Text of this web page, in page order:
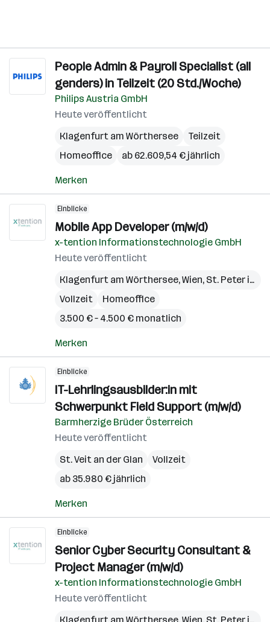
People Admin & Payroll Specialist (all
genders) in Teilzeit (20 Std./Woche)
Philips Austria GmbH
Heute veröffentlicht
Klagenfurt am Wörthersee
Teilzeit
Homeoffice
ab 62.609,54 € jährlich
Merken
Einblicke
Mobile App Developer (m/w/d)
x-tention Informationstechnologie GmbH
Heute veröffentlicht
Klagenfurt am Wörthersee,Wien, St. Peter in der Au
Vollzeit
Homeoffice
3.500 € – 4.500 € monatlich
Merken
Einblicke
IT-Lehrlingsausbilder:in mit
Schwerpunkt Field Support (m/w/d)
Barmherzige Brüder Österreich
Heute veröffentlicht
St. Veit an der Glan
Vollzeit
ab 35.980 € jährlich
Merken
Einblicke
Senior Cyber Security Consultant &
Project Manager (m/w/d)
x-tention Informationstechnologie GmbH
Heute veröffentlicht